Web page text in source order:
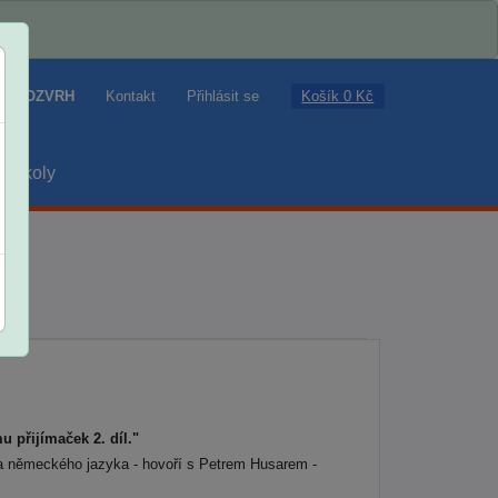
ROZVRH Kontakt Přihlásit se Košík 0 Kč
školy
přijímaček 2. díl."
jazyka - hovoří s Petrem Husarem -